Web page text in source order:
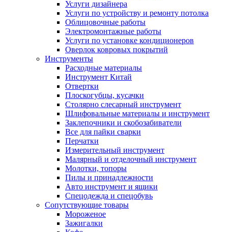
Услуги дизайнера
Услуги по устройству и ремонту потолка
Облицовочные работы
Электромонтажные работы
Услуги по установке кондиционеров
Оверлок ковровых покрытий
Инструменты
Расходные материалы
Инструмент Китай
Отвертки
Плоскогубцы, кусачки
Столярно слесарный инструмент
Шлифовальные материалы и инструмент
Заклепочники и скобозабиватели
Все для пайки сварки
Перчатки
Измерительный инструмент
Малярный и отделочный инструмент
Молотки, топоры
Пилы и принадлежности
Авто инструмент и ящики
Спецодежда и спецобувь
Сопутствующие товары
Мороженое
Зажигалки